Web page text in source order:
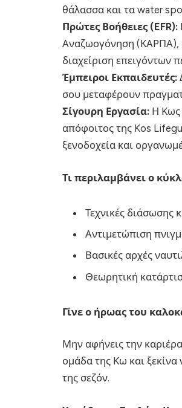
θάλασσα και τα water
Πρώτες Βοήθειες (EFR):
Αναζωογόνηση (ΚΑΡΠΑ),
διαχείριση επειγόντων
Έμπειροι Εκπαιδευτές:
σου μεταφέρουν
Σίγουρη Εργασία: Η Κως
απόφοιτος της Kos
ξενοδοχεία και
Τι περιλαμβάνει ο
Τεχνικές διάσωσης
Αντιμετώπιση
Βασικές αρχές
Θεωρητική
Γίνε ο ήρωας του
Μην αφήνεις την
ομάδα της Κω και
της σεζόν.